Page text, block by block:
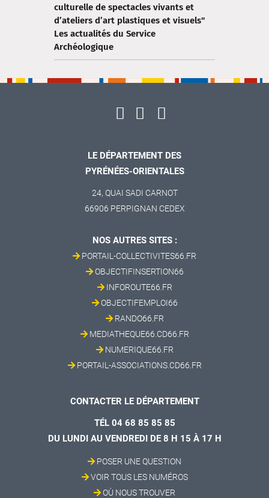
culturelle de spectacles vivants et
d’ateliers d’art plastiques et visuels"
Les actualités du Service
Archéologique
LE DÉPARTEMENT DES
PYRÉNÉES-ORIENTALES
24, QUAI SADI CARNOT
66906 PERPIGNAN CEDEX
NOS AUTRES SITES :
PORTAIL-COLLECTIVITES66.FR
OBJECTIFINSERTION66
INFOROUTE66.FR
OBJECTIFEMPLOI66
RANDO66.FR
MEDIATHEQUE66.CD66.FR
NUMERIQUE66.FR
PORTAIL-ASSOCIATIONS.CD66.FR
CONTACTER LE DÉPARTEMENT
TÉL 04 68 85 85 85
DU LUNDI AU VENDREDI DE 8 H 15 À 17 H
POSER UNE QUESTION
VOIR TOUS LES NUMÉROS
OÙ NOUS TROUVER